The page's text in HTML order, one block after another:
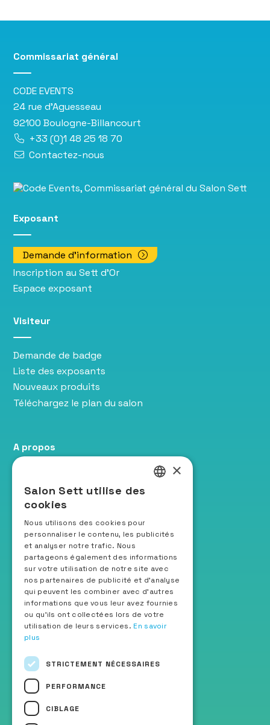
Commissariat général
CODE EVENTS
24 rue d’Aguesseau
92100 Boulogne-Billancourt
+33 (0)1 48 25 18 70
Contactez-nous
Exposant
Demande d'information
Inscription au Sett d'Or
Espace exposant
Visiteur
Demande de badge
Liste des exposants
Nouveaux produits
Téléchargez le plan du salon
A propos
Sett Hospitality
Presse & partenaires
Nos actions éco-responsables
Restez informés
Recevoir la newsletter
Suivez-nous
ChatBot Sett IA
ITALIAN
SPANISH
×
Salon Sett utilise des
cookies
Nous utilisons des cookies pour
personnaliser le contenu, les publicités
et analyser notre trafic. Nous
partageons également des informations
sur votre utilisation de notre site avec
nos partenaires de publicité et d'analyse
qui peuvent les combiner avec d'autres
informations que vous leur avez fournies
ou qu'ils ont collectées lors de votre
utilisation de leurs services. En savoir
plus
STRICTEMENT NÉCESSAIRES
PERFORMANCE
CIBLAGE